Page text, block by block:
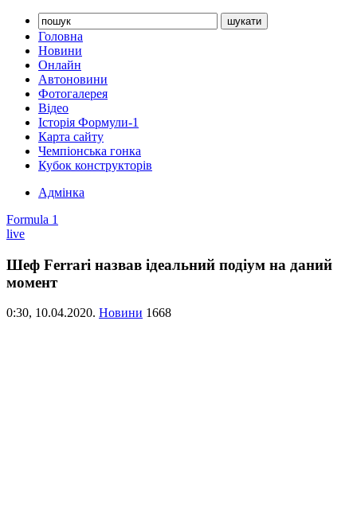
Головна
Новини
Онлайн
Автоновини
Фотогалерея
Відео
Історія Формули-1
Карта сайту
Чемпіонська гонка
Кубок конструкторів
Адмінка
Formula 1
live
Шеф Ferrari назвав ідеальний подіум на даний
момент
0:30, 10.04.2020. Новини 1668